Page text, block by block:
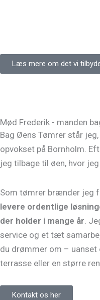
Læs mere om det vi
Mød Frederik - manden
Bag Øens Tømrer står
opvokset på Bornholm.
jeg tilbage til øen, hvor
Som tømrer brænder jeg
levere ordentlige
der holder i mange år.
service og et tæt
du drømmer om – uanset
terrasse eller en større
Kontakt os her